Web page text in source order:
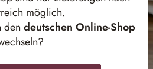
möglich.
den deutschen Online-Shop